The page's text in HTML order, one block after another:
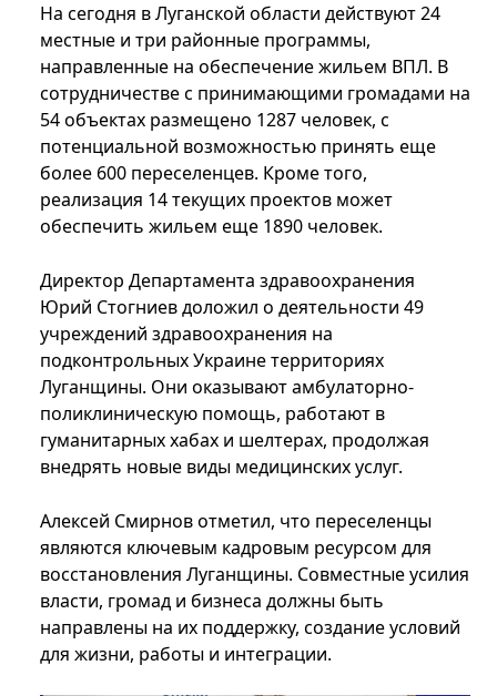
На сегодня в Луганской области действуют 24
местные и три районные программы,
направленные на обеспечение жильем ВПЛ. В
сотрудничестве с принимающими громадами на
54 объектах размещено 1287 человек, с
потенциальной возможностью принять еще
более 600 переселенцев. Кроме того,
реализация 14 текущих проектов может
обеспечить жильем еще 1890 человек.
Директор Департамента здравоохранения
Юрий Стогниев доложил о деятельности 49
учреждений здравоохранения на
подконтрольных Украине территориях
Луганщины. Они оказывают амбулаторно-
поликлиническую помощь, работают в
гуманитарных хабах и шелтерах, продолжая
внедрять новые виды медицинских услуг.
Алексей Смирнов отметил, что переселенцы
являются ключевым кадровым ресурсом для
восстановления Луганщины. Совместные усилия
власти, громад и бизнеса должны быть
направлены на их поддержку, создание условий
для жизни, работы и интеграции.